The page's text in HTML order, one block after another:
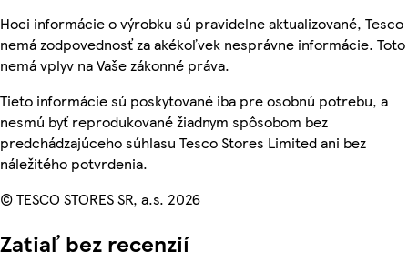
Hoci informácie o výrobku sú pravidelne aktualizované, Tesco
nemá zodpovednosť za akékoľvek nesprávne informácie. Toto
nemá vplyv na Vaše zákonné práva.
Tieto informácie sú poskytované iba pre osobnú potrebu, a
nesmú byť reprodukované žiadnym spôsobom bez
predchádzajúceho súhlasu Tesco Stores Limited ani bez
náležitého potvrdenia.
© TESCO STORES SR, a.s. 2026
Zatiaľ bez recenzií